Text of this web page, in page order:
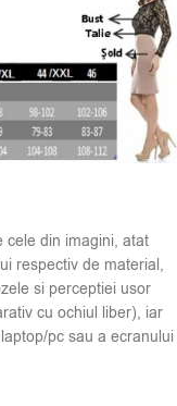
cele din imagini, atat
respectiv de material,
si perceptiei usor
cu ochiul liber), iar
pc sau a ecranului